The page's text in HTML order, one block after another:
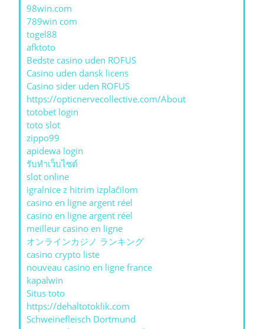
98win.com
789win com
togel88
afktoto
Bedste casino uden ROFUS
Casino uden dansk licens
Casino sider uden ROFUS
https://opticnervecollective.com/About
totobet login
toto slot
zippo99
apidewa login
รับทําเว็บไซต์
slot online
igralnice z hitrim izplačilom
casino en ligne argent réel
casino en ligne argent réel
meilleur casino en ligne
オンラインカジノ ランキング
casino crypto liste
nouveau casino en ligne france
kapalwin
Situs toto
https://dehaltotoklik.com
Schweinefleisch Dortmund